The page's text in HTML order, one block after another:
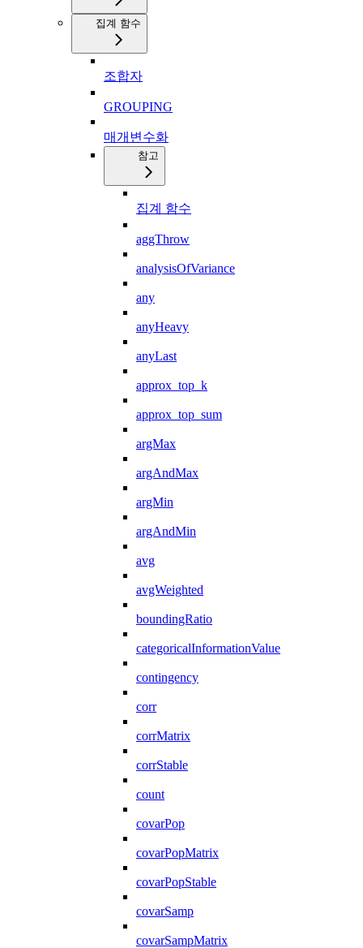
집계 함수
조합자
GROUPING
매개변수화
참고
집계 함수
aggThrow
analysisOfVariance
any
anyHeavy
anyLast
approx_top_k
approx_top_sum
argMax
argAndMax
argMin
argAndMin
avg
avgWeighted
boundingRatio
categoricalInformationValue
contingency
corr
corrMatrix
corrStable
count
covarPop
covarPopMatrix
covarPopStable
covarSamp
covarSampMatrix